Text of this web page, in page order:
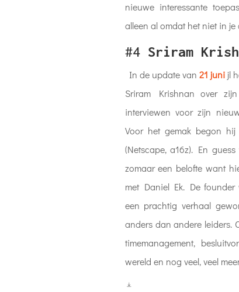
nieuwe interessante
alleen al omdat het niet in
#4 Sriram
In de update van 21 junijl
Sriram Krishnan over
interviewen voor zijn
Voor het gemak begon hij
(Netscape, a16z). En
zomaar een belofte want
met Daniel Ek. De
een prachtig verhaal
anders dan andere leiders.
timemanagement,
wereld en nog veel, veel